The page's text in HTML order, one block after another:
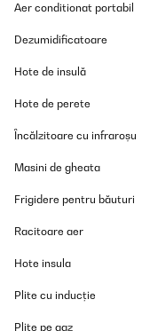
Aer conditionat portabil
Dezumidificatoare
Hote de insulă
Hote de perete
Încălzitoare cu infraroșu
Masini de gheata
Frigidere pentru băuturi
Racitoare aer
Hote insula
Plite cu inducție
Plite pe gaz